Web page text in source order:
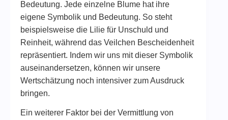
Bedeutung. Jede einzelne Blume hat ihre
eigene Symbolik und Bedeutung. So steht
beispielsweise die Lilie für Unschuld und
Reinheit, während das Veilchen Bescheidenheit
repräsentiert. Indem wir uns mit dieser Symbolik
auseinandersetzen, können wir unsere
Wertschätzung noch intensiver zum Ausdruck
bringen.
Ein weiterer Faktor bei der Vermittlung von